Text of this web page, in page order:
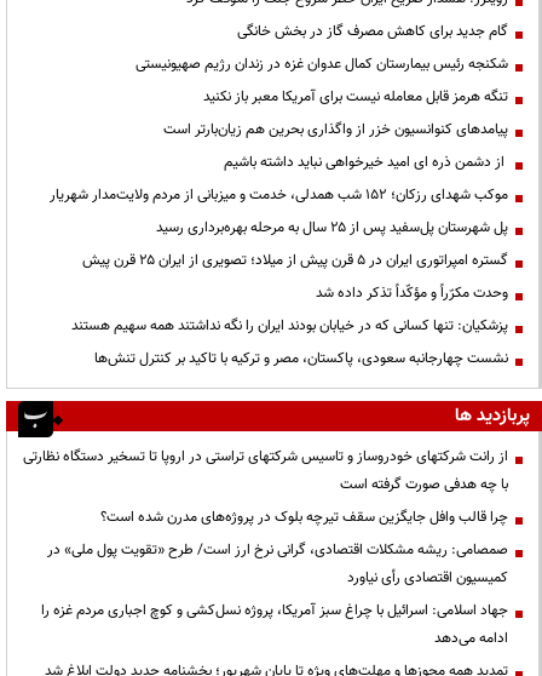
گام جدید برای کاهش مصرف گاز در بخش خانگی
شکنجه رئیس بیمارستان کمال عدوان غزه در زندان رژیم صهیونیستی
تنگه هرمز قابل معامله نیست برای آمریکا معبر باز نکنید
پیامدهای کنوانسیون خزر از واگذاری بحرین هم زیان‌بارتر است
از دشمن ذره ای امید خیرخواهی نباید داشته باشیم
موکب شهدای رزکان؛ ۱۵۲ شب همدلی، خدمت و میزبانی از مردم ولایت‌مدار شهریار
پل شهرستان پل‌سفید پس از ۲۵ سال به مرحله بهره‌برداری رسید
گستره امپراتوری ایران در ۵ قرن پیش از میلاد؛ تصویری از ایران ۲۵ قرن پیش
وحدت مکرّراً و مؤکّداً تذکر داده شد
پزشکیان: تنها کسانی که در خیابان بودند ایران را نگه نداشتند همه سهیم هستند
نشست چهارجانبه سعودی، پاکستان، مصر و ترکیه با تاکید بر کنترل تنش‌ها
پربازدید ها
از رانت‌ شرکتهای خودروساز و تاسیس شرکتهای تراستی در اروپا تا تسخیر دستگاه نظارتی
با چه هدفی صورت گرفته است
چرا قالب وافل جایگزین سقف تیرچه بلوک در پروژه‌های مدرن شده است؟
صمصامی: ریشه مشکلات اقتصادی، گرانی نرخ ارز است/ طرح «تقویت پول ملی» در
کمیسیون اقتصادی رأی نیاورد
جهاد اسلامی: اسرائیل با چراغ سبز آمریکا، پروژه نسل‌کشی و کوچ اجباری مردم غزه را
ادامه می‌دهد
تمدید همه مجوزها و مهلت‌های ویژه تا پایان شهریور؛ بخشنامه جدید دولت ابلاغ شد